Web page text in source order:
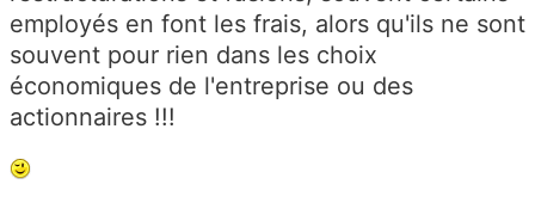
employés en font les frais, alors qu'ils ne sont
souvent pour rien dans les choix
économiques de l'entreprise ou des
actionnaires !!!